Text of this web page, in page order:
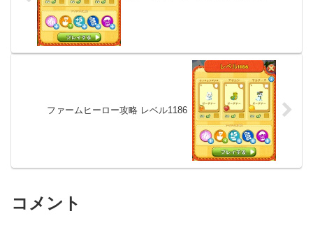
ファームヒーロー攻略 レベル1186
コメント